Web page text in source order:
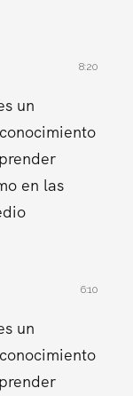
8:20
un
en las
6:10
un